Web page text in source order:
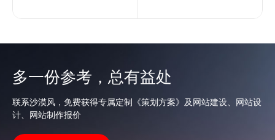
多一份参考，总有益处
联系沙漠风，免费获得专属定制《策划方案》及网站建设、网站设
计、网站制作报价